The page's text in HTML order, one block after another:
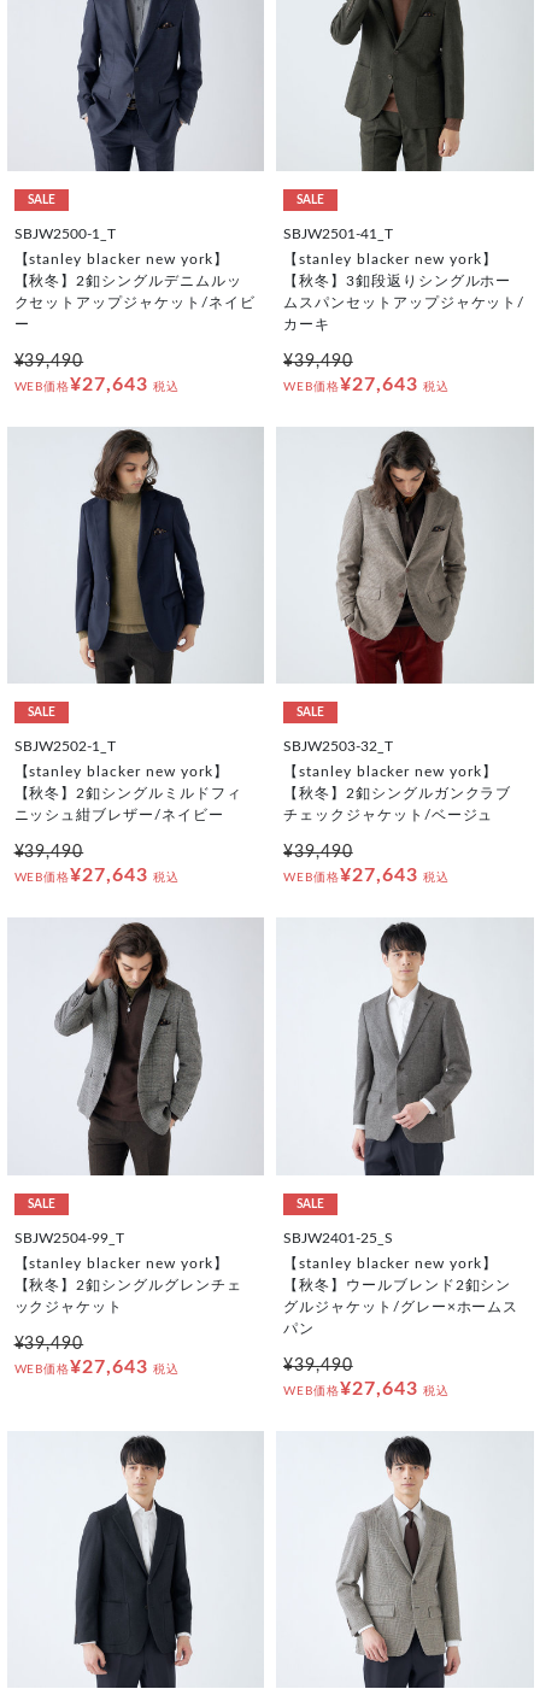
SALE
SBJW2500-1_T
【stanley blacker new york】
【秋冬】2釦シングルデニムルッ
クセットアップジャケット/ネイビ
ー
¥39,490
WEB価格¥27,643 税込
SALE
SBJW2501-41_T
【stanley blacker new york】
【秋冬】3釦段返りシングルホー
ムスパンセットアップジャケット/
カーキ
¥39,490
WEB価格¥27,643 税込
SALE
SBJW2502-1_T
【stanley blacker new york】
【秋冬】2釦シングルミルドフィ
ニッシュ紺ブレザー/ネイビー
¥39,490
WEB価格¥27,643 税込
SALE
SBJW2503-32_T
【stanley blacker new york】
【秋冬】2釦シングルガンクラブ
チェックジャケット/ベージュ
¥39,490
WEB価格¥27,643 税込
SALE
SBJW2504-99_T
【stanley blacker new york】
【秋冬】2釦シングルグレンチェ
ックジャケット
¥39,490
WEB価格¥27,643 税込
SALE
SBJW2401-25_S
【stanley blacker new york】
【秋冬】ウールブレンド2釦シン
グルジャケット/グレー×ホームス
パン
¥39,490
WEB価格¥27,643 税込